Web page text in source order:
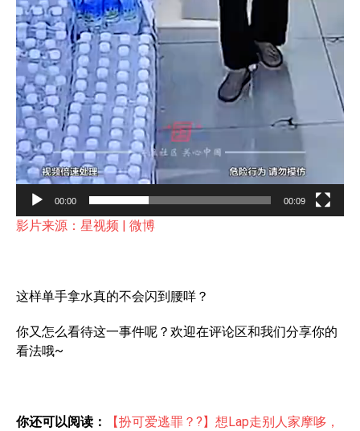
00:00 00:09
影片来源：星视频 | 微博
这样单手拿水真的不会闪到腰咩？
你又怎么看待这一事件呢？欢迎在评论区和我们分享你的
看法哦~
你还可以阅读：
【扮可爱逃罪？?】想Lap走别人家摩哆，